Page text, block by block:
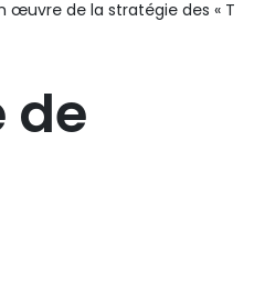
de la stratégie des «
de